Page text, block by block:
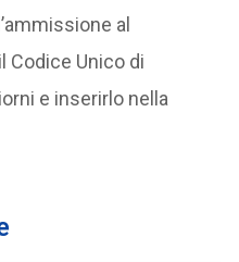
al
Codice Unico di
e inserirlo nella